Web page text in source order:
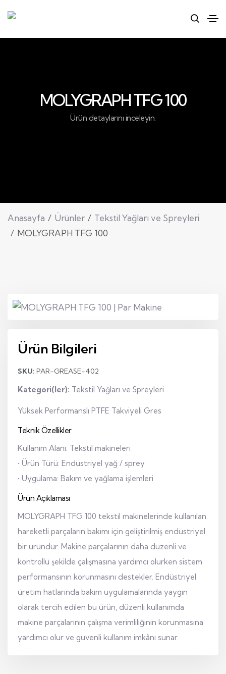
MOLYGRAPH TFG 100
Ürün detaylarını inceleyin.
Anasayfa Ürünler
Tekstil Yağları ve Spreyleri
MOLYGRAPH TFG 100
Ürün Bilgileri
SKU: PAR-GREASE-402
Kategori(ler): Tekstil Yağları ve Spreyleri
Yüksek Performanslı PTFE Takviyeli Gres
Teknik Özellikler
Kullanım Alanı: Tekstil makineleri
• Ürün Türü: Endüstriyel yağ / sprey
• Uygulama: Bakım ve yağlama işlemleri
Ürün Açıklaması
MOLYGRAPH TFG 100 tekstil makinelerinde kullanılan
hareketli parçaların bakımı için geliştirilmiş endüstriyel
bir üründür. Makine parçalarının daha düzenli ve
kontrollü şekilde çalışmasına yardımcı olurken sistem
performansının korunmasını destekler. Endüstriyel
üretim hatlarında bakım uygulamalarında yaygın
olarak tercih edilen bu ürün, düzenli kullanımda
makine parçalarının çalışma verimliliğinin korunmasına
yardımcı olur ve güvenli kullanım imkânı sunar.